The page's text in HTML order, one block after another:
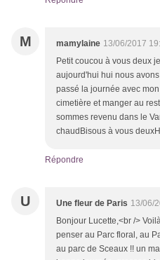
M mamylaine 13/06/2017
Petit coucou à vous deux
aujourd'hui hui nous
passé la journée avec
cimetière et manger au
sommes revenu dans le
chaudBisous à vous
Répondre
U Une fleur de Paris 13/06/
Bonjour Lucette,<br />
penser au Parc floral, au
au parc de Sceaux !! un